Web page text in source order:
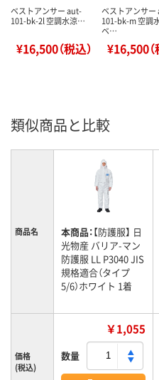
ベストアンサー aut-
101-bk-2l 空調水涼…
¥16,500（税込）
ベストアンサー
101-bk-m 空調
ベ…
¥16,500（
類似商品と比較
商品名 本商品：【防護服】 日
光物産 バリア-マン
防護服 LL P3040 JIS
規格適合（タイプ
5/6）ホワイト 1着
価格
(税込)
￥1,055
数量